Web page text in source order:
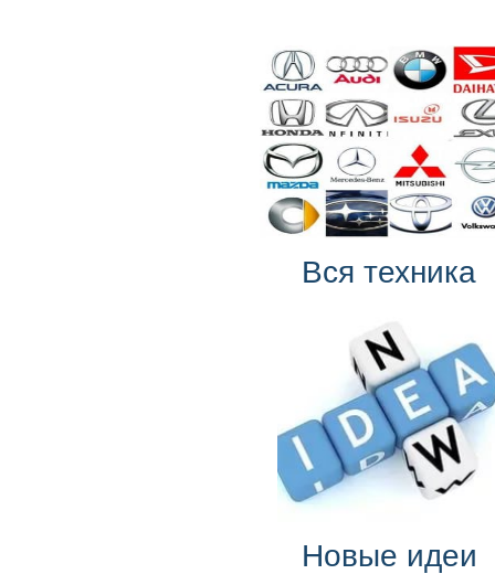
Вся техника
Новые идеи